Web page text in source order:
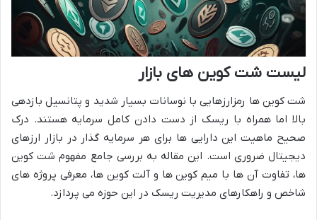
لیست شت کوین های بازار
شت کوین ها رمزارزهایی با نوسانات بسیار شدید و پتانسیل بازدهی
بالا اما همراه با ریسک از دست دادن کامل سرمایه هستند. درک
صحیح ماهیت این دارایی ها برای هر سرمایه گذار در بازار ارزهای
دیجیتال ضروری است. این مقاله به بررسی جامع مفهوم شت کوین
ها، تفاوت آن ها با میم کوین ها و آلت کوین ها، معرفی پروژه های
شاخص و راهکارهای مدیریت ریسک در این حوزه می پردازد.